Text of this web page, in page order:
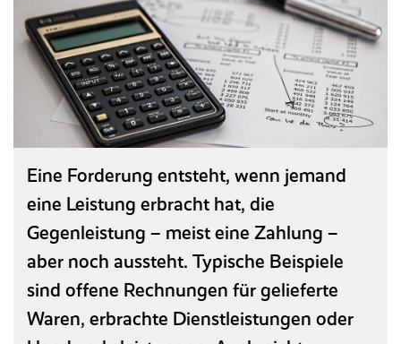
Entgeltabrechnung
Entgeltanalyse NEU
Baulohn
Reisekostenabrechnung
KI-Assistent
ON PREMISE (LN UI)
Reisekosten­abrechnung
BPS Heuer­abrechnung
Referenzen
Karriere
Magazin
HANSALOG MEGA
Ticketsystem
Downloads & Links
Wissensdatenbank/FAQ
Glossar
Seminare und Schulungen
Messen
Eine Forderung entsteht, wenn jemand
eine Leistung erbracht hat, die
Gegenleistung – meist eine Zahlung –
aber noch aussteht. Typische Beispiele
sind offene Rechnungen für gelieferte
Waren, erbrachte Dienstleistungen oder